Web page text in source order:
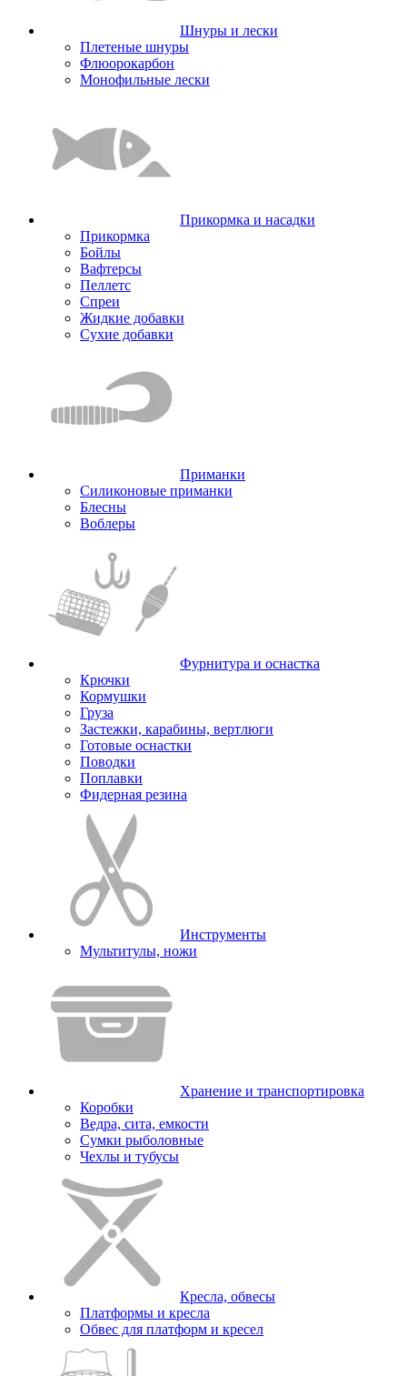
Шнуры и лески
Плетеные шнуры
Флюорокарбон
Монофильные лески
Прикормка и насадки
Прикормка
Бойлы
Вафтерсы
Пеллетс
Спреи
Жидкие добавки
Сухие добавки
Приманки
Силиконовые приманки
Блесны
Воблеры
Фурнитура и оснастка
Крючки
Кормушки
Груза
Застежки, карабины, вертлюги
Готовые оснастки
Поводки
Поплавки
Фидерная резина
Инструменты
Мультитулы, ножи
Хранение и транспортировка
Коробки
Ведра, сита, емкости
Сумки рыболовные
Чехлы и тубусы
Кресла, обвесы
Платформы и кресла
Обвес для платформ и кресел